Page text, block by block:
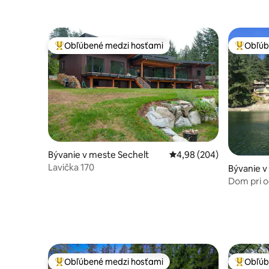
Najobľúbenejšie medzi hosťami
Obľúbené medzi hosťami
Bývanie v meste Sechelt Priemerné
4,98 (204)
Lavička 170
Bývanie
Dom pri
Obľúbené medzi hosťami